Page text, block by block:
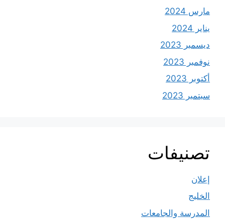
مارس 2024
يناير 2024
ديسمبر 2023
نوفمبر 2023
أكتوبر 2023
سبتمبر 2023
تصنيفات
إعلان
الخليج
المدرسة والجامعات